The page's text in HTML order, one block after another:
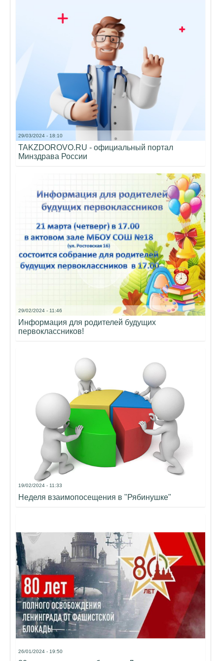
29/03/2024 - 18:10
TAKZDOROVO.RU - официальный портал
Минздрава России
29/02/2024 - 11:46
Информация для родителей будущих
первоклассников!
19/02/2024 - 11:33
Неделя взаимопосещения в "Рябинушке"
26/01/2024 - 19:50